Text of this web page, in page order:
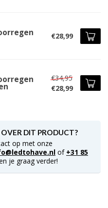
€28,99
€34,95
€28,99
OVER DIT PRODUCT?
op met onze
of +31 85
je graag verder!